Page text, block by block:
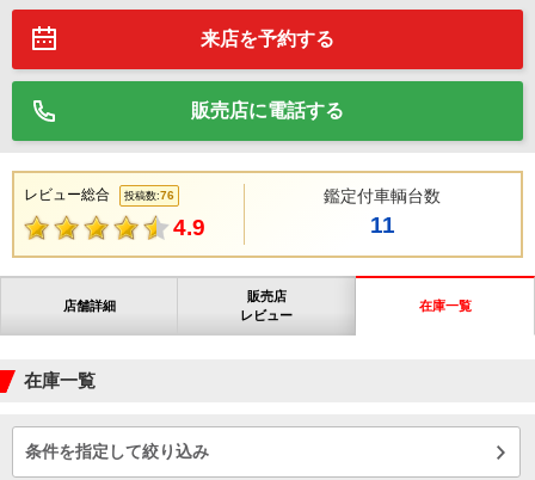
来店を予約する
販売店に電話する
レビュー総合 投稿数:76
4.9
鑑定付車輌台数
11
店舗詳細
販売店
レビュー
在庫一覧
在庫一覧
条件を指定して絞り込み